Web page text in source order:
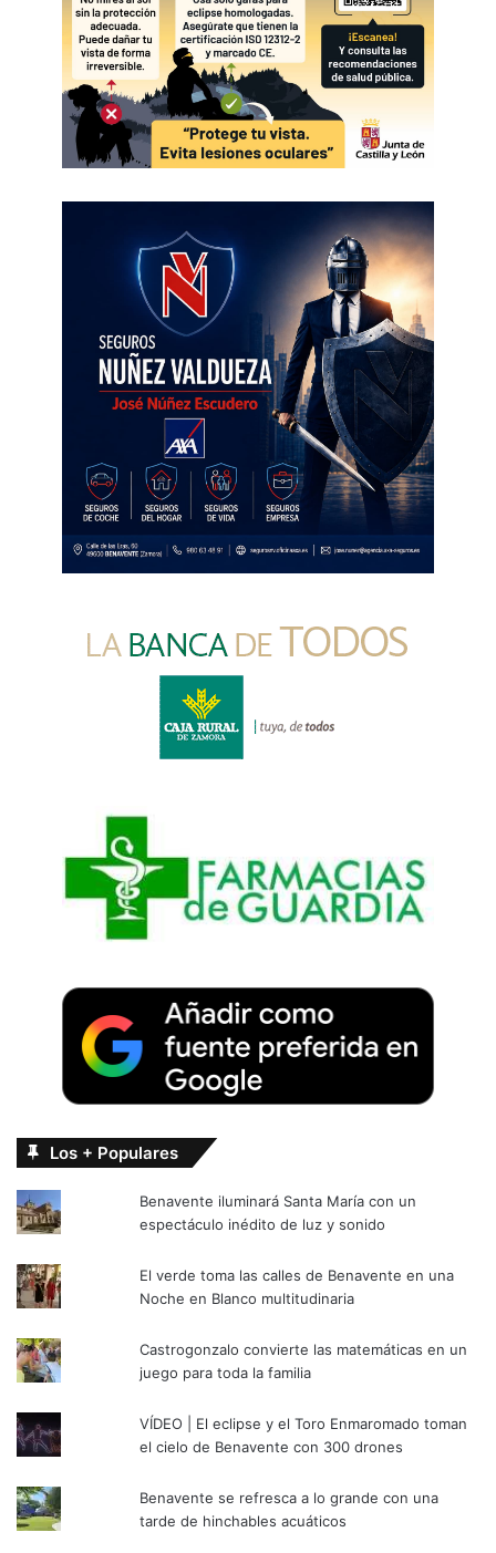
Los + Populares
Benavente iluminará Santa María con un
espectáculo inédito de luz y sonido
El verde toma las calles de Benavente en una
Noche en Blanco multitudinaria
Castrogonzalo convierte las matemáticas en un
juego para toda la familia
VÍDEO | El eclipse y el Toro Enmaromado toman
el cielo de Benavente con 300 drones
Benavente se refresca a lo grande con una
tarde de hinchables acuáticos